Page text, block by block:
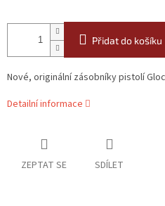
Přidat do košíku
Nové, originální zásobníky pistolí
Detailní informace
ZEPTAT SE SDÍLET